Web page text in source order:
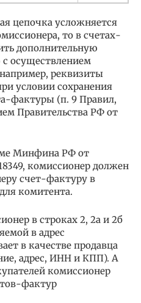
цепочка усложняется
то в счетах-
дополнительную
осуществлением
реквизиты
условии сохранения
фактуры (п. 9 Правил,
Правительства РФ от
Минфина РФ от
комиссионер должен
счет-фактуру в
комитента.
в строках 2, 2а и 2б
в адрес
в качестве продавца
адрес, ИНН и КПП). А
комиссионер
фактур